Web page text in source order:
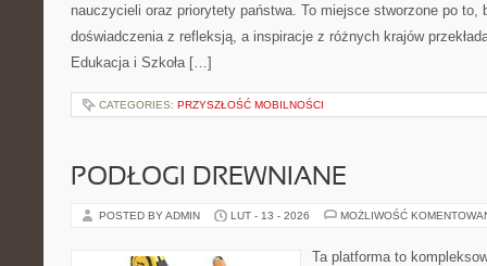
nauczycieli oraz priorytety państwa. To miejsce stworzone po to,
doświadczenia z refleksją, a inspiracje z różnych krajów
Edukacja i Szkoła […]
CATEGORIES: PRZYSZŁOŚĆ MOBILNOŚCI
PODŁOGI DREWNIANE
POSTED BY ADMIN LUT - 13 - 2026 MOŻLIWOŚĆ
Ta platforma to